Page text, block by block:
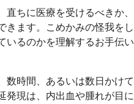
ちに医療を受けるべきか、
きます。こめかみの怪我をし
いるのかを理解するお手伝い
数時間、あるいは数日かけて
発現は、内出血や腫れが目に